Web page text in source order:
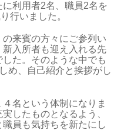
利用者2名、職員2名を
行いました。
来賓の方々にご参列い
入所者も迎え入れる先
た。そのような中でも
め、自己紹介と挨拶がし
名という体制になりま
したものとなるよう、
員も気持ちを新たにし